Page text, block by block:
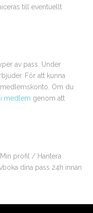
till eventuellt
av pass. Under
För att kunna
Om du
medlem genom att
profil / Hantera
dina pass 24h innan